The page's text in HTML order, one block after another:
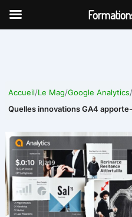
Aller
Accueil/Le Mag/Google Analytics/
Quelles innovations GA4